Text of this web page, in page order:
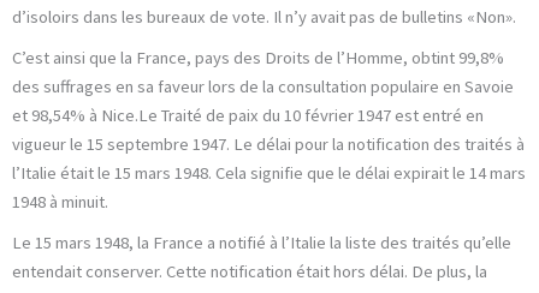
d’isoloirs dans les bureaux de vote. Il n’y avait pas de bulletins «Non».
C’est ainsi que la France, pays des Droits de l’Homme, obtint 99,8%
des suffrages en sa faveur lors de la consultation populaire en Savoie
et 98,54% à Nice.Le Traité de paix du 10 février 1947 est entré en
vigueur le 15 septembre 1947. Le délai pour la notification des traités à
l’Italie était le 15 mars 1948. Cela signifie que le délai expirait le 14 mars
1948 à minuit.
Le 15 mars 1948, la France a notifié à l’Italie la liste des traités qu’elle
entendait conserver. Cette notification était hors délai. De plus, la